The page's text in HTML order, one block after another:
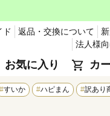
ド 返品・交換について
法人様
お気に入り カ
すいか ハピまん
訳あり